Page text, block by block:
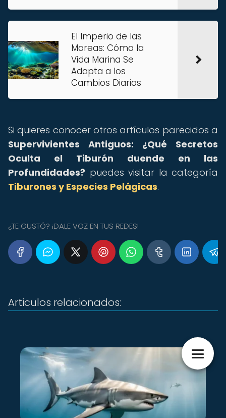
El Imperio de las
Mareas: Cómo la
Vida Marina Se
Adapta a los
Cambios Diarios
Si quieres conocer otros artículos parecidos a
Supervivientes Antiguos: ¿Qué Secretos
Oculta el Tiburón duende en las
Profundidades? puedes visitar la categoría
Tiburones y Especies Pelágicas.
¿TE GUSTÓ? ¡DALE VOZ EN TUS REDES!
Articulos relacionados: